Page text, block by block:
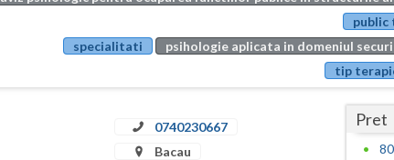
public
specialitati
psihologie aplicata in domeniul
tip
0740230667
Bacau
Pret